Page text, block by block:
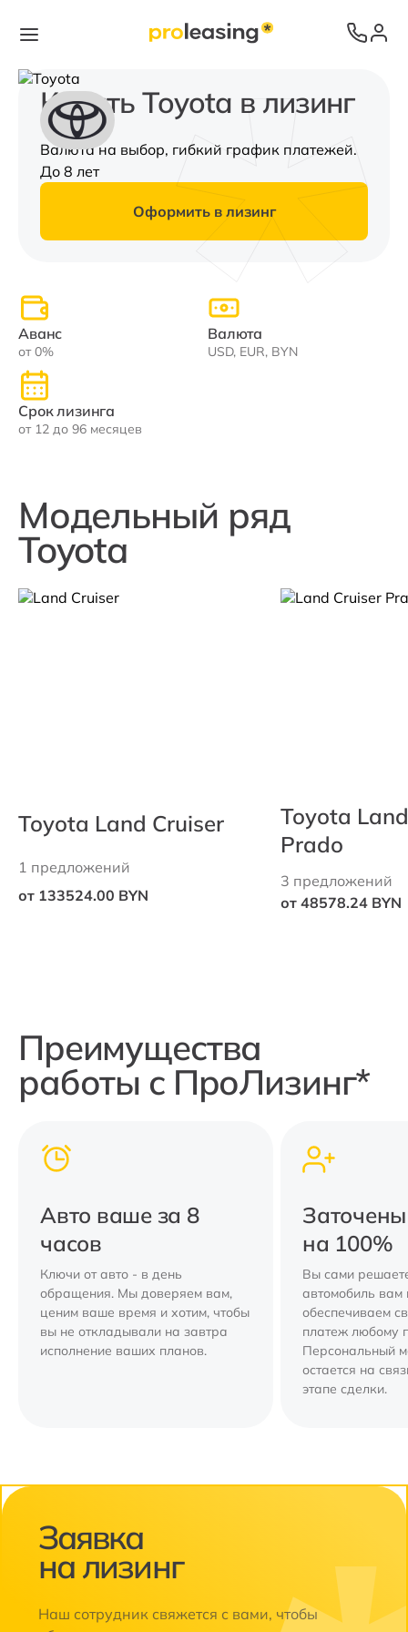
Купить Toyota в лизинг
Валюта на выбор, гибкий график платежей.
До 8 лет
Оформить в лизинг
Аванс
от 0%
Валюта
USD, EUR, BYN
Срок лизинга
от 12 до 96 месяцев
Модельный ряд
Toyota
Toyota Land Cruiser
1 предложений
от 133524.00 BYN
Toyota
Prado
3 предложений
от 48578.24 BYN
Преимущества
работы с ПроЛизинг*
Авто ваше за 8
часов
Ключи от авто - в день
обращения. Мы доверяем вам,
ценим ваше время и хотим, чтобы
вы не откладывали на завтра
исполнение ваших планов.
на 100%
Вы сами
автомобиль
обеспечиваем
платеж любому
Персональный
остается на
этапе сделки.
Заявка
на лизинг
Наш сотрудник свяжется с вами, чтобы